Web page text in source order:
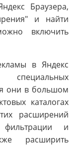
Браузера,
и найти
включить
в Яндекс
они в большом
каталогах
расширений
и
расширить